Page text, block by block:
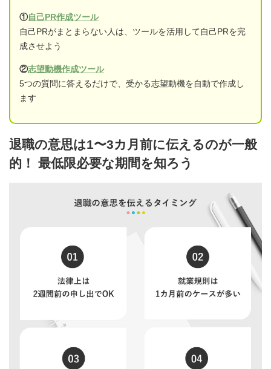
①自己PR作成ツール
自己PRがまとまらない人は、ツールを活用して自己PRを完
成させよう
②志望動機作成ツール
5つの質問に答えるだけで、受かる志望動機を自動で作成し
ます
退職の意思は1〜3カ月前に伝えるのが一般
的！ 最低限必要な期間を知ろう